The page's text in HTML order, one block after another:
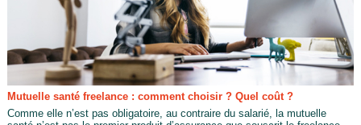
Mutuelle santé freelance : comment choisir ? Quel coût ?
Comme elle n’est pas obligatoire, au contraire du salarié, la mutuelle